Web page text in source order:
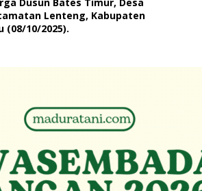
Lenteng, Kabupaten
(08/10/2025).